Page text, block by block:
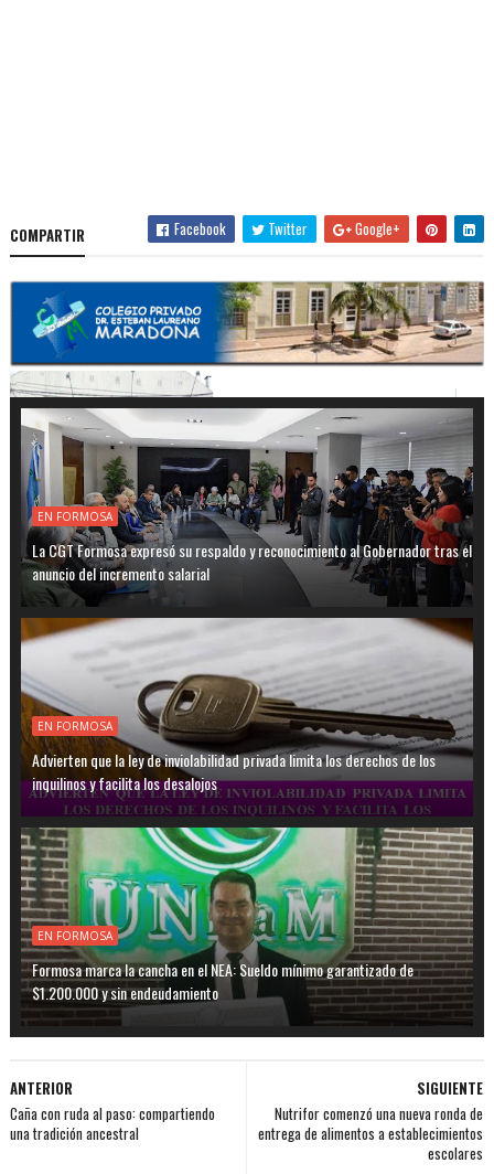
COMPARTIR Facebook Twitter Google+
EN FORMOSA
La CGT Formosa expresó su respaldo y reconocimiento al Gobernador tras el
anuncio del incremento salarial
EN FORMOSA
Advierten que la ley de inviolabilidad privada limita los derechos de los
inquilinos y facilita los desalojos
EN FORMOSA
Formosa marca la cancha en el NEA: Sueldo mínimo garantizado de
$1.200.000 y sin endeudamiento
SIGUIENTE
Nutrifor comenzó una nueva ronda de
entrega de alimentos a establecimientos
escolares
ANTERIOR
Caña con ruda al paso: compartiendo
una tradición ancestral